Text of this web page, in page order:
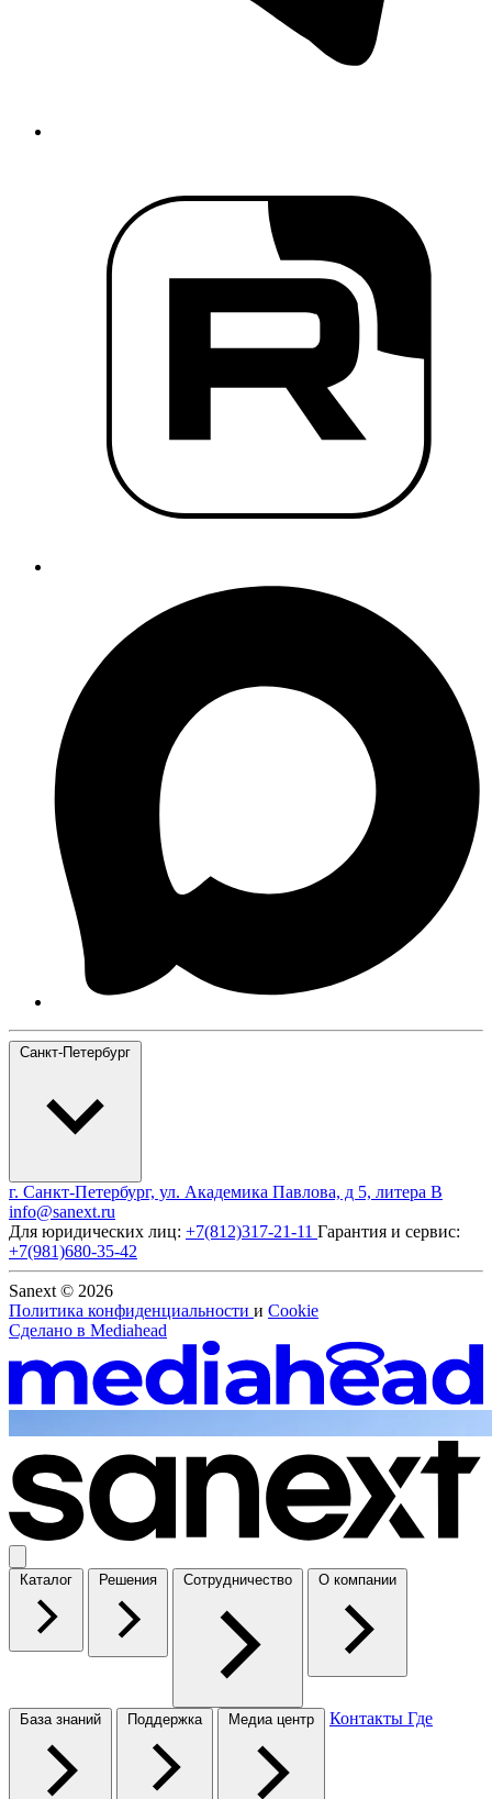
Санкт-Петербург
г. Санкт-Петербург, ул. Академика Павлова, д 5, литера В
info@sanext.ru
Для юридических лиц: +7(812)317-21-11 Гарантия и сервис:
+7(981)680-35-42
Sanext © 2026
Политика конфиденциальности и Cookie
Сделано в Mediahead
Каталог Решения Сотрудничество О компании
База знаний Поддержка Медиа центр Контакты Где